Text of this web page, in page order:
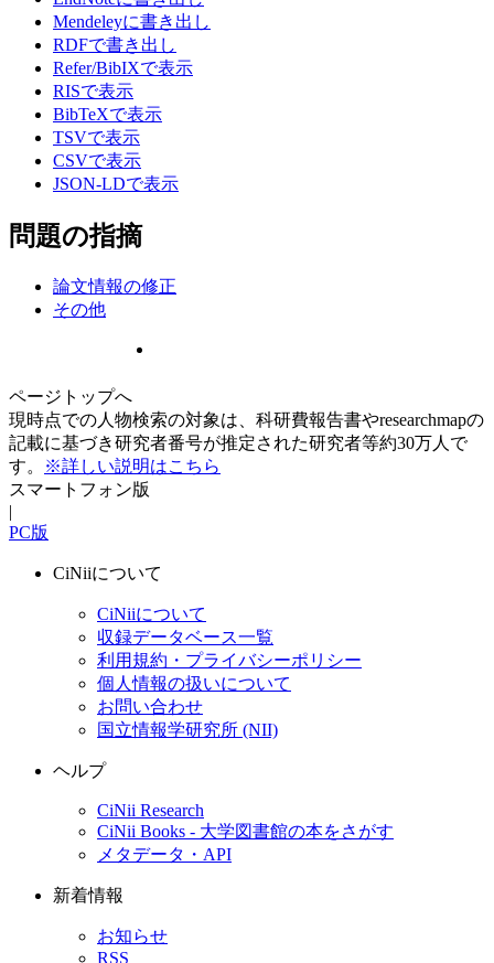
Mendeleyに書き出し
RDFで書き出し
Refer/BibIXで表示
RISで表示
BibTeXで表示
TSVで表示
CSVで表示
JSON-LDで表示
問題の指摘
論文情報の修正
その他
ページトップへ
現時点での人物検索の対象は、科研費報告書やresearchmapの
記載に基づき研究者番号が推定された研究者等約30万人で
す。
※詳しい説明はこちら
スマートフォン版
|
PC版
CiNiiについて
CiNiiについて
収録データベース一覧
利用規約・プライバシーポリシー
個人情報の扱いについて
お問い合わせ
国立情報学研究所 (NII)
ヘルプ
CiNii Research
CiNii Books - 大学図書館の本をさがす
メタデータ・API
新着情報
お知らせ
RSS